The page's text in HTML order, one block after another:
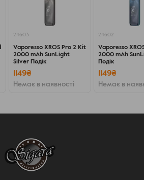
служби!
24603
Vaporesso XROS Pro 2 Kit
2000 mAh SunLight
Silver Подік
1149₴
Немає в наявності
24602
Vaporesso
2000 mAh
Подік
1149₴
Немає в